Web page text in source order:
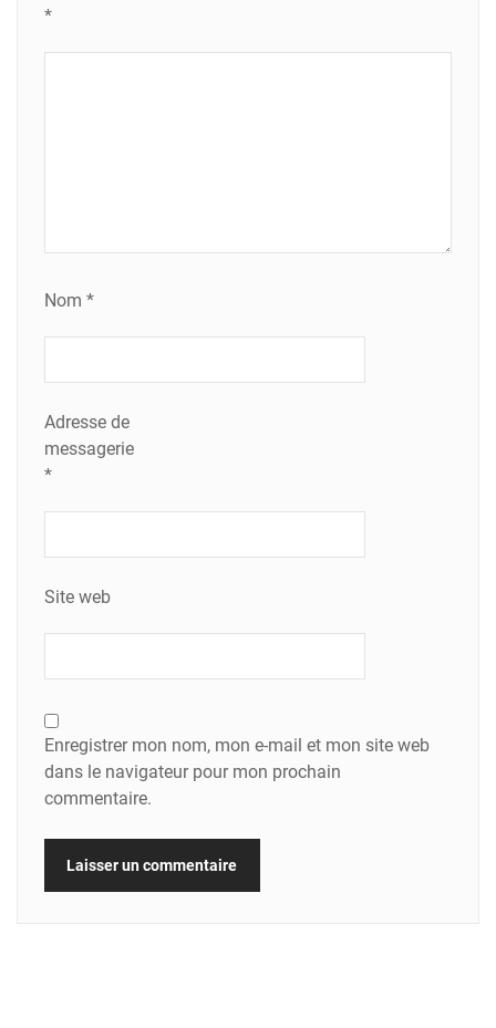
*
Nom *
Adresse de
messagerie
*
Site web
Enregistrer mon nom, mon e-mail et mon site web
dans le navigateur pour mon prochain
commentaire.